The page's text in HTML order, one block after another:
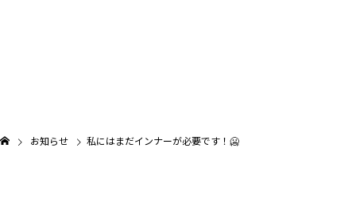
NEWS
お知らせ 私にはまだインナーが必要です！🥶